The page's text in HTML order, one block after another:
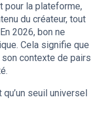
pour la plateforme,
du créateur, tout
2026, bon ne
Cela signifie que
contexte de pairs
seuil universel